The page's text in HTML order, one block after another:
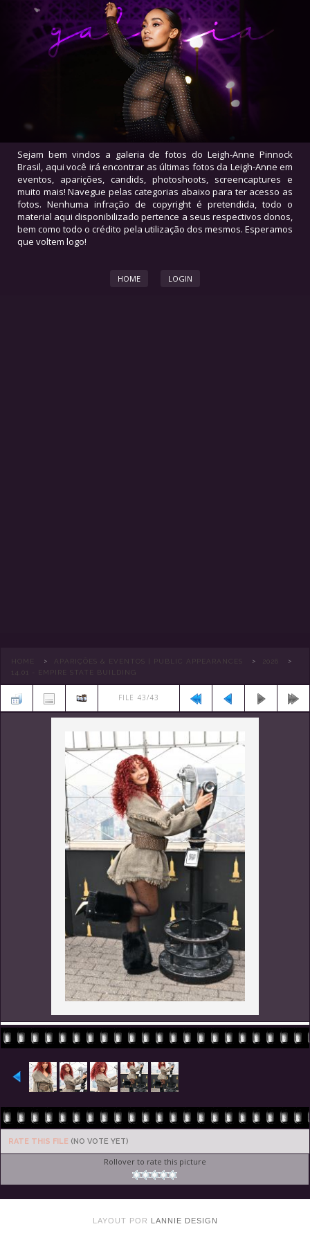
Sejam bem vindos a galeria de fotos do Leigh-Anne Pinnock
Brasil, aqui você irá encontrar as últimas fotos da Leigh-Anne em
eventos, aparições, candids, photoshoots, screencaptures e
muito mais! Navegue pelas categorias abaixo para ter acesso as
fotos. Nenhuma infração de copyright é pretendida, todo o
material aqui disponibilizado pertence a seus respectivos donos,
bem como todo o crédito pela utilização dos mesmos. Esperamos
que voltem logo!
HOME LOGIN
HOME > APARIÇÕES & EVENTOS | PUBLIC APPEARANCES > 2026 >
14.01 - EMPIRE STATE BUILDING
FILE 43/43
RATE THIS FILE (NO VOTE YET)
Rollover to rate this picture
LAYOUT POR LANNIE DESIGN